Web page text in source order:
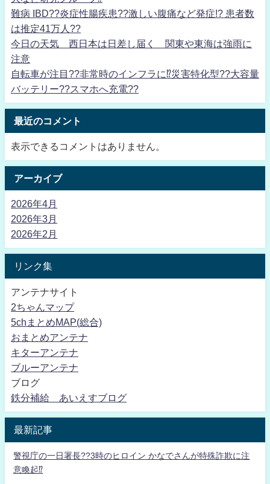
難病 IBD??炎症性腸疾患??激しい腹痛など発症!? 患者数
は推定41万人??
今日の天気 西日本は日差し届く 関東や東海は強雨に
注意
自転車が注目??非常時のインフラに⁉災害特化型??大容量
バッテリー??スマホへ充電??
最近のコメント
表示できるコメントはありません。
アーカイブ
2026年4月
2026年3月
2026年2月
リンク集
アンテナサイト
2ちゃんマップ
5chまとめMAP(総合)
おまとめアンテナ
キターアンテナ
ブルーアンテナ
ブログ
鉄分補給 あいえすブログ
最新記事
警視庁の一日署長??3時のヒロイン かなでさんが特殊詐欺に注
意喚起⁉